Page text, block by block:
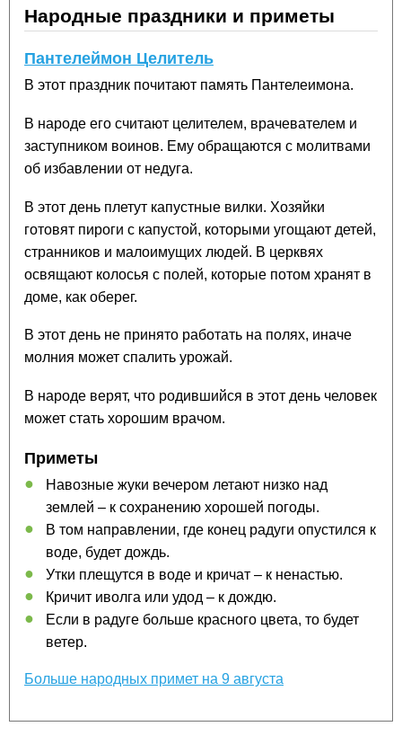
Народные праздники и приметы
Пантелеймон Целитель
В этот праздник почитают память Пантелеимона.
В народе его считают целителем, врачевателем и
заступником воинов. Ему обращаются с молитвами
об избавлении от недуга.
В этот день плетут капустные вилки. Хозяйки
готовят пироги с капустой, которыми угощают детей,
странников и малоимущих людей. В церквях
освящают колосья с полей, которые потом хранят в
доме, как оберег.
В этот день не принято работать на полях, иначе
молния может спалить урожай.
В народе верят, что родившийся в этот день человек
может стать хорошим врачом.
Приметы
Навозные жуки вечером летают низко над
землей – к сохранению хорошей погоды.
В том направлении, где конец радуги опустился к
воде, будет дождь.
Утки плещутся в воде и кричат – к ненастью.
Кричит иволга или удод – к дождю.
Если в радуге больше красного цвета, то будет
ветер.
Больше народных примет на 9 августа